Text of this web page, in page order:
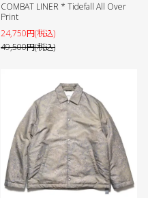
COMBAT LINER * Tidefall All Over
Print
24,750円(税込)
49,500円(税込)